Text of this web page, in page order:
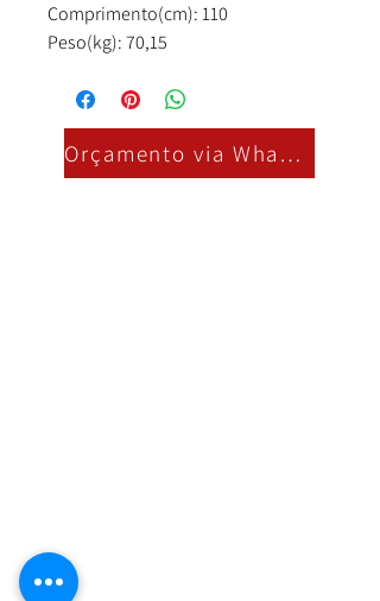
Comprimento(cm): 110
Peso(kg): 70,15
Orçamento via Whatsapp